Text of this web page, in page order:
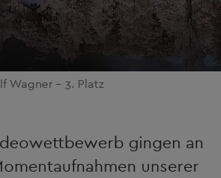
Wagner - 3. Platz
gingen an
unserer